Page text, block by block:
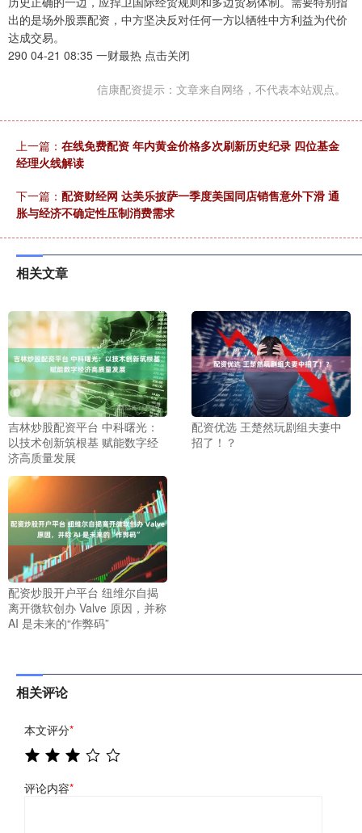
出的是场外股票配资，中方坚决反对任何一方以牺牲中方利益为代价
达成交易。
290 04-21 08:35 一财最热 点击关闭
信康配资提示：文章来自网络，不代表本站观点。
上一篇： 在线免费配资 年内黄金价格多次刷新历史纪录 四位基金
经理火线解读
下一篇： 配资财经网 达美乐披萨一季度美国同店销售意外下滑 通
胀与经济不确定性压制消费需求
相关文章
吉林炒股配资平台 中科曙光：
以技术创新筑根基 赋能数字经
济高质量发展
配资优选 王楚然玩剧组夫妻中
招了！？
配资炒股开户平台 纽维尔自揭
离开微软创办 Valve 原因，并称
AI 是未来的“作弊码”
相关评论
本文评分*
评论内容*